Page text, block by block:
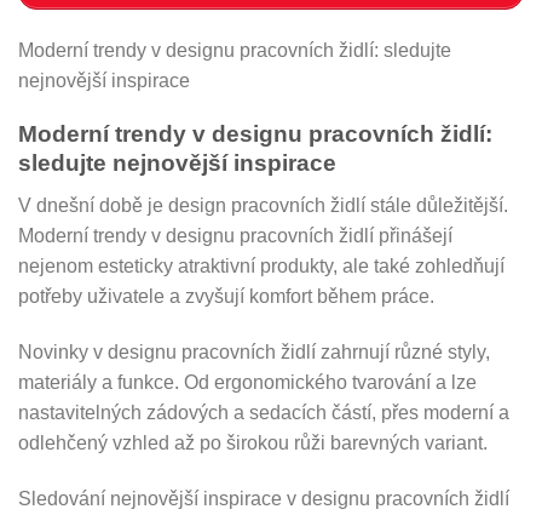
Moderní trendy v designu pracovních židlí: sledujte
nejnovější inspirace
Moderní trendy v designu pracovních židlí:
sledujte nejnovější inspirace
V dnešní době je design pracovních židlí stále důležitější.
Moderní trendy v designu pracovních židlí přinášejí
nejenom esteticky atraktivní produkty, ale také zohledňují
potřeby uživatele a zvyšují komfort během práce.
Novinky v designu pracovních židlí zahrnují různé styly,
materiály a funkce. Od ergonomického tvarování a lze
nastavitelných zádových a sedacích částí, přes moderní a
odlehčený vzhled až po širokou růži barevných variant.
Sledování nejnovější inspirace v designu pracovních židlí